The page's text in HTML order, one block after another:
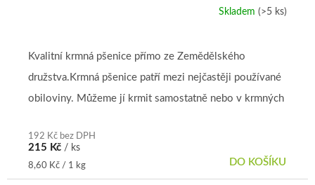
je
z
hvězdiček.
Skladem(>5 ks)
192 Kč bez DPH
215 Kč / ks
Měrná
cena:
8,60 Kč / 1 kg DO KOŠÍKU
Kvalitní krmná pšenice přímo ze Zemědělského
družstva.Krmná pšenice patří mezi nejčastěji používané
obiloviny. Můžeme jí krmit samostatně nebo v krmných